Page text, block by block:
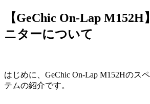
【GeChic On-Lap
ニターについて
はじめに、GeChic On-Lap M152Hのス
テムの紹介です。